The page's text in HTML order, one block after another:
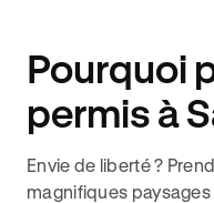
Pourquoi
permis à
Envie de liberté ?
magnifiques